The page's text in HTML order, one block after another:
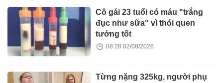
Cô gái 23 tuổi có máu "trắng
đục như sữa" vì thói quen
tưởng tốt
08:28 02/08/2026
Từng nặng 325kg, người phụ